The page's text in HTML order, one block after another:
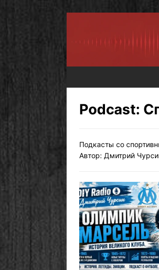
Podcast:
Подкасты со
Автор: Дмитрий